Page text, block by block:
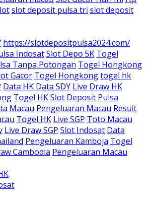
slot deposit pulsa tri slot deposit
https://slotdepositpulsa2024.com/
IndosatSlot Depo 5K Togel
Tanpa Potongan Togel Hongkong
Gacor Togel Hongkongtogel hk
Data HK Data SDY Live Draw HK
Togel HKSlot Deposit Pulsa
Macau Pengeluaran Macau Result
Togel HK Live SGP Toto Macau
Live Draw SGP Slot Indosat Data
Pengeluaran Kamboja Togel
Cambodia Pengeluaran Macau